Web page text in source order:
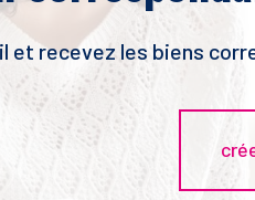
et recevez les biens